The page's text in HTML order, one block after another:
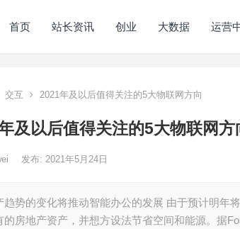
首页 站长资讯 创业 大数据 运营
交互 2021年及以后值得关注的5大物联网方向
及以后值得关注的5大物联网方
发布: 2021年5月24日
趋势的变化将推动智能办公的发展 由于预计明年
的房地产资产，并想方设法节省空间和能源。据